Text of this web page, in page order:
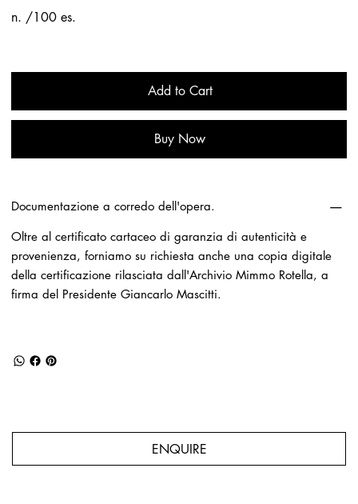
n. /100 es.
Add to Cart
Buy Now
Documentazione a corredo dell'opera.
Oltre al certificato cartaceo di garanzia di autenticità e
provenienza, forniamo su richiesta anche una copia digitale
della certificazione rilasciata dall'Archivio Mimmo Rotella, a
firma del Presidente Giancarlo Mascitti.
ENQUIRE